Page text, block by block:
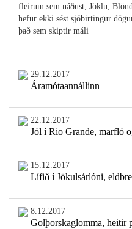
fleirum sem náðust, Jöklu,
hefur ekki sést sjóbirtingur
það sem skiptir máli
29.12.2017
Áramótaannállinn
22.12.2017
Jól í Rio Grande, marfló
15.12.2017
Lífið í Jökulsárlóni,
8.12.2017
Golþorskaglomma, heitir